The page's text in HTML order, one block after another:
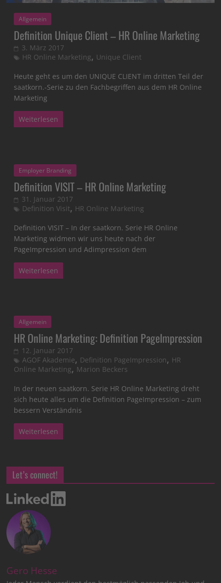
Allgemein
Definition Unique Client – HR Online Marketing
3. März 2017
HR Online Marketing, Unique Client
Heute geht es um den UNIQUE CLIENT im dritten Teil der
saatkorn.-Serie zu den Fachbegriffen aus dem HR Online
Marketing
Weiterlesen
Employer Branding
Definition VISIT – HR Online Marketing
31. Januar 2017
Definition Visit, HR Online Marketing
Definition VISIT – In der saatkorn. Serie HR Online
Marketing widmen wir uns heute nach der
PageImpression und Adimpression dem
Weiterlesen
Allgemein
HR Online Marketing: Definition PageImpression
12. Januar 2017
AGOF Akademie, Definition PageImpression, HR
Online Marketing,Marion Beckers
In der neuen saatkorn. Serie HR Online Marketing dreht
sich heute alles um die Definition PageImpression – zum
bessern Verständnis
Weiterlesen
Let’s connect!
Gero Hesse